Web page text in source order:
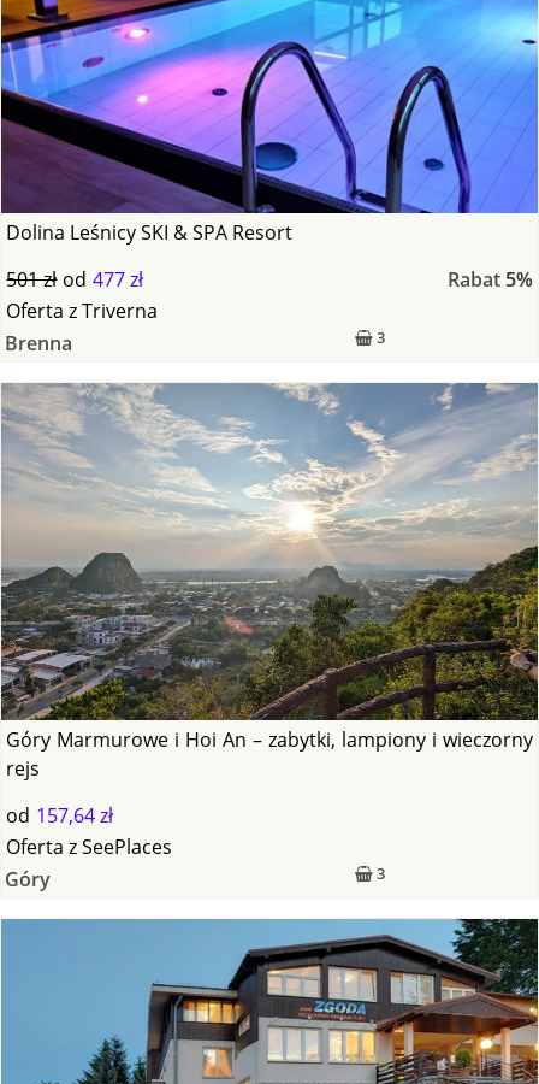
Dolina Leśnicy SKI & SPA Resort
501 zł od 477 zł Rabat 5%
3
Oferta zTriverna
Brenna
Góry Marmurowe i Hoi An – zabytki, lampiony i wieczorny
rejs
od 157,64 zł
3
Oferta zSeePlaces
Góry